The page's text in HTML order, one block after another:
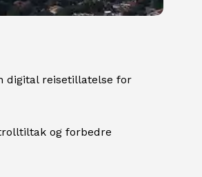
digital reisetillatelse for
og forbedre